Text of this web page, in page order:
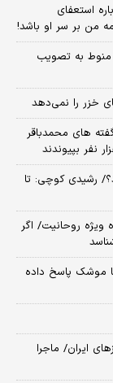
استعفای
من بر سر او باشد!
منوط به تصویب
خزر را نمی‌دهد
در گفته های محمدباقر
رشیدی کوچی: تا
ویژه روحانیت/ اگر
موشک پاسخ داده
ایران/ ماجرا